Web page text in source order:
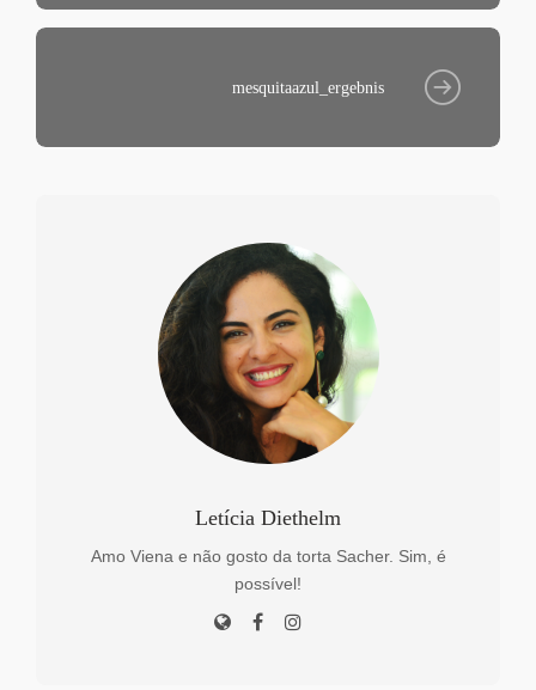
mesquitaazul_ergebnis
Letícia Diethelm
Amo Viena e não gosto da torta Sacher. Sim, é
possível!